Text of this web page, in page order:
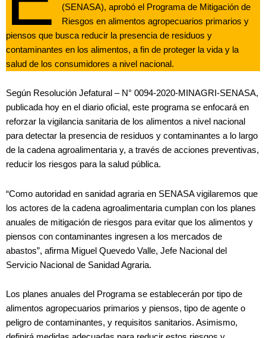
(SENASA), aprobó el Programa de Mitigación de
Riesgos en alimentos agropecuarios primarios y
piensos que busca reducir la presencia de residuos y
contaminantes en los alimentos, a fin de proteger la vida y la
salud de los consumidores a nivel nacional.
Según Resolución Jefatural – N° 0094-2020-MINAGRI-SENASA,
publicada hoy en el diario oficial, este programa se enfocará en
reforzar la vigilancia sanitaria de los alimentos a nivel nacional
para detectar la presencia de residuos y contaminantes a lo largo
de la cadena agroalimentaria y, a través de acciones preventivas,
reducir los riesgos para la salud pública.
“Como autoridad en sanidad agraria en SENASA vigilaremos que
los actores de la cadena agroalimentaria cumplan con los planes
anuales de mitigación de riesgos para evitar que los alimentos y
piensos con contaminantes ingresen a los mercados de
abastos”, afirma Miguel Quevedo Valle, Jefe Nacional del
Servicio Nacional de Sanidad Agraria.
Los planes anuales del Programa se establecerán por tipo de
alimentos agropecuarios primarios y piensos, tipo de agente o
peligro de contaminantes, y requisitos sanitarios. Asimismo,